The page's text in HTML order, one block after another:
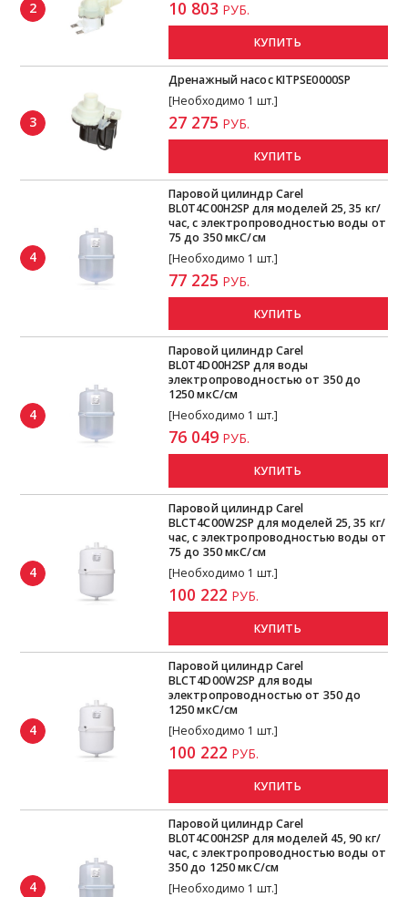
2 10 803 РУБ.
КУПИТЬ
3
Дренажный насос KITPSE0000SP
[Необходимо 1 шт.]
27 275 РУБ.
КУПИТЬ
4
Паровой цилиндр Carel
BL0T4C00H2SP для моделей 25, 35 кг/
час, с электропроводностью воды от
75 до 350 мкС/см
[Необходимо 1 шт.]
77 225 РУБ.
КУПИТЬ
4
Паровой цилиндр Carel
BL0T4D00H2SP для воды
электропроводностью от 350 до
1250 мкС/см
[Необходимо 1 шт.]
76 049РУБ.
КУПИТЬ
4
Паровой цилиндр Carel
BLCT4C00W2SP для моделей 25, 35 кг/
час, с электропроводностью воды от
75 до 350 мкС/см
[Необходимо 1 шт.]
100 222 РУБ.
КУПИТЬ
4
Паровой цилиндр Carel
BLCT4D00W2SP для воды
электропроводностью от 350 до
1250 мкС/см
[Необходимо 1 шт.]
100 222 РУБ.
КУПИТЬ
4
Паровой цилиндр Carel
BL0T4C00H2SP для моделей 45, 90 кг/
час, с электропроводностью воды от
350 до 1250 мкС/см
[Необходимо 1 шт.]